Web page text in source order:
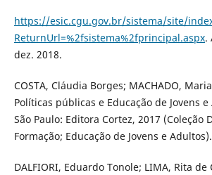
https://esic.cgu.gov.br/sistema/site/
ReturnUrl=%2fsistema%2fprincipal.aspx.
dez. 2018.
COSTA, Cláudia Borges; MACHADO,
Políticas públicas e Educação de Jovens
São Paulo: Editora Cortez, 2017 (Coleção
Formação; Educação de Jovens e Adultos).
DALFIORI, Eduardo Tonole; LIMA, Rita de